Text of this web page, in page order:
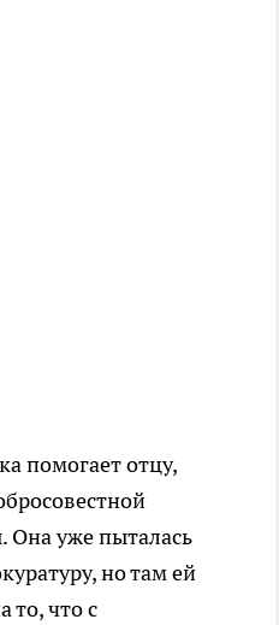
помогает отцу,
уже пыталась
но там ей
то, что с